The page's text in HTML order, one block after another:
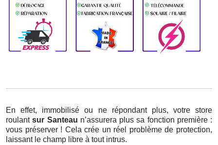
En effet, immobilisé ou ne répondant plus, votre store
roulantsur Santeau n’assurera plus sa fonction première :
vous préserver ! Cela crée un réel problème de protection,
laissant le champ libre à tout intrus.